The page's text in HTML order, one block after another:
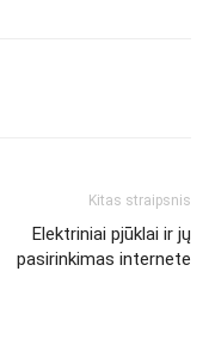
Kitas straipsnis
Elektriniai pjūklai ir jų
pasirinkimas internete